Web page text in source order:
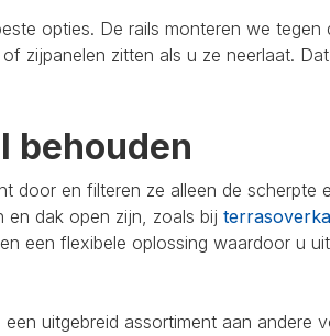
opties. De rails monteren we tegen
zijpanelen zitten als u ze neerlaat.
behouden
door en filteren ze alleen de scherpte
en dak open zijn, zoals bij
een flexibele oplossing waardoor u
uitgebreid assortiment aan andere